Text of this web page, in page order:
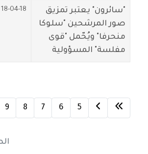
"سائرون" يعتبر تمزيق
صور المرشحين "سلوكا
منحرفا" ويُحّمل "قوى
مفلسة" المسؤولية
18-04-18
5
6
7
8
9